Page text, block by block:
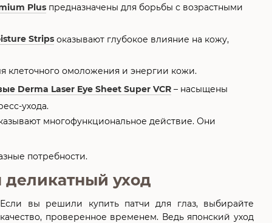
Plus предназначены для борьбы с возрастными
Strips оказывают глубокое влияние на кожу,
клеточного омоложения и энергии кожи.
Derma Laser Eye Sheet Super VCR – насыщены
ухода.
многофункциональное действие. Они
потребности.
деликатный уход
Если вы решили купить патчи для глаз, выбирайте
качество, проверенное временем. Ведь японский уход